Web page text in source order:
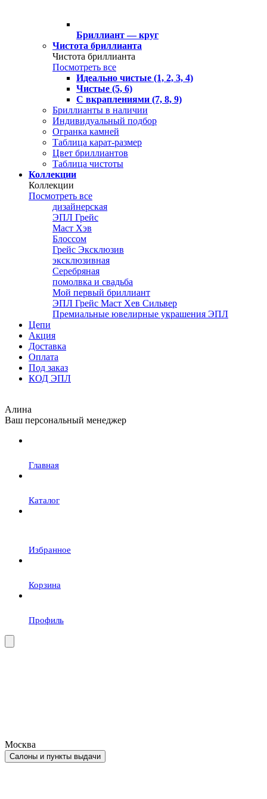
Бриллиант — круг
Чистота бриллианта
Чистота бриллианта
Посмотреть все
Идеально чистые (1, 2, 3, 4)
Чистые (5, 6)
С вкраплениями (7, 8, 9)
Бриллианты в наличии
Индивидуальный подбор
Огранка камней
Таблица карат-размер
Цвет бриллиантов
Таблица чистоты
Коллекции
Коллекции
Посмотреть все
дизайнерская
ЭПЛ Грейс
Маст Хэв
Блоссом
Грейс Эксклюзив
эксклюзивная
Серебряная
помолвка и свадьба
Мой первый бриллиант
ЭПЛ Грейс Маст Хев Сильвер
Премиальные ювелирные украшения ЭПЛ
Цепи
Акция
Доставка
Оплата
Под заказ
КОД ЭПЛ
Алина
Ваш персональный менеджер
Главная
Каталог
Избранное
Корзина
Профиль
Москва
Салоны и пункты выдачи